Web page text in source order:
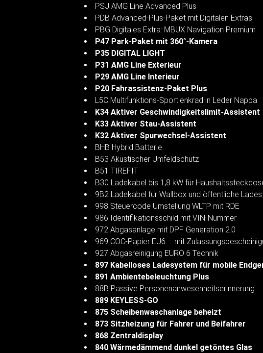
PSJ AMG Line Advanced Plus
PDB Advanced-Plus-Paket mit Digitalen Extras
PBG Digitales Extra: MBUX Navigation Premium
P47 Park-Paket mit 360°-Kamera
P35 DIGITAL LIGHT
P31 AMG Line Exterieur
P29 AMG Line Interieur
P20 Fahrassistenz-Paket Plus
L5C Multifunktions-Sportlenkrad in Leder Nappa
K34 Aktiver Geschwindigkeitslimit-Assistent
K33 Aktiver Stau-Assistent
K32 Aktiver Spurwechsel-Assistent
BHB Hybrid Batterie
B53 Akustischer Umfeldschutz
B51 TIREFIT
B30 Ladekabel bis 1,8 kW für
9B2 Ladekabel für Wallbox und öffentliche
998 Steuercode Umstellung WLTP mit RDE
986 Identifikationsschild mit VIN-Nummer
972 Abgasanlage mit DPF Generation 2.0
969 COC-Papier EU6 – mit
927 Abgasreinigung EURO 6 Technik
897 Kabelloses Ladesystem für mobile
891 Ambientebeleuchtung Plus
88B Passive Personenanwesenheitserinnerung
889 KEYLESS-GO
875 Scheibenwaschanlage beheizt
873 Sitzheizung für Fahrer und Beifahrer
868 Zentraldisplay
840 Wärmedämmend dunkel getöntes Glas